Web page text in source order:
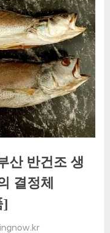
산 반건조 생
결정체
]